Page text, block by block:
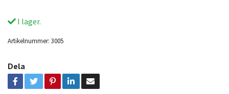
I lager.
Artikelnummer: 3005
Dela